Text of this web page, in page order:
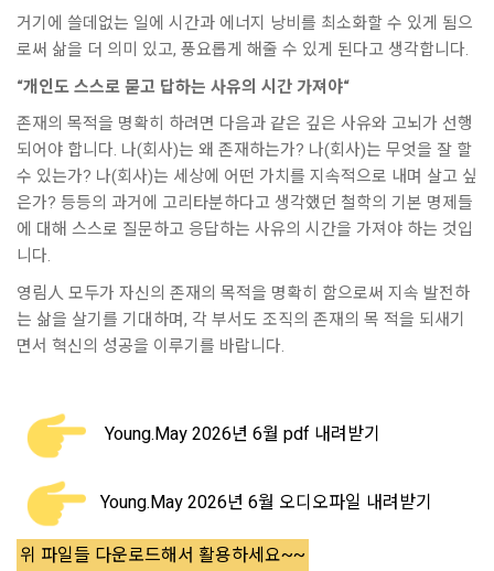
거기에 쓸데없는 일에 시간과 에너지 낭비를 최소화할 수 있게 됨으
로써 삶을 더 의미 있고, 풍요롭게 해줄 수 있게 된다고 생각합니다.
“개인도 스스로 묻고 답하는 사유의 시간 가져야“
존재의 목적을 명확히 하려면 다음과 같은 깊은 사유와 고뇌가 선행
되어야 합니다. 나(회사)는 왜 존재하는가? 나(회사)는 무엇을 잘 할
수 있는가? 나(회사)는 세상에 어떤 가치를 지속적으로 내며 살고 싶
은가? 등등의 과거에 고리타분하다고 생각했던 철학의 기본 명제들
에 대해 스스로 질문하고 응답하는 사유의 시간을 가져야 하는 것입
니다.
영림人 모두가 자신의 존재의 목적을 명확히 함으로써 지속 발전하
는 삶을 살기를 기대하며, 각 부서도 조직의 존재의 목 적을 되새기
면서 혁신의 성공을 이루기를 바랍니다.
Young.May 2026년 6월 pdf 내려받기
Young.May 2026년 6월 오디오파일 내려받기
위 파일들 다운로드해서 활용하세요~~